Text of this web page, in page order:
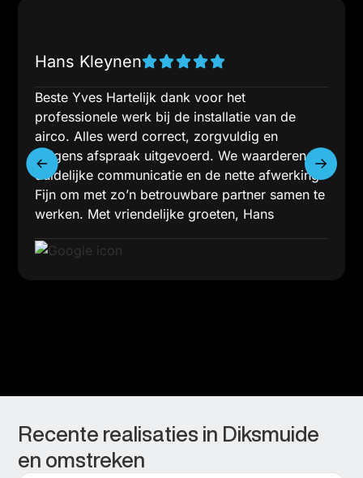
Hans Kleynen
Beste Yves Hartelijk dank voor het
professionele werk bij de installatie van de
airco. Alles werd correct, zorgvuldig en
volgens afspraak uitgevoerd. We waarderen de
duidelijke communicatie en de nette afwerking.
Fijn om met zo’n betrouwbare partner samen te
werken. Met vriendelijke groeten, Hans
Recente realisaties in Diksmuide
en omstreken